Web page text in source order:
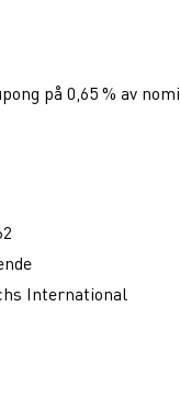
på 0,65 % av
International